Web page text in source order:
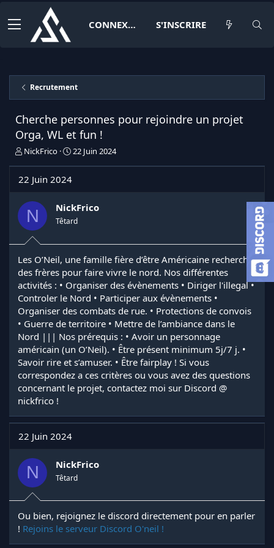
CONNEXION S'INSCRIRE
Recrutement
Cherche personnes pour rejoindre un projet
Orga, WL et fun !
I
t
a
e
u
d
e
l
d
i
s
c
u
s
i
o
n
NickFrico
D
e
d
é
t
22 Juin 2024
22 Juin 2024
N NickFrico
Têtard
Les O’Neil, une famille fière d’être Américaine recherche
des frères pour faire vivre le nord. Nos différentes
activités : • Organiser des évènements • Diriger l'illegal •
Controler le Nord • Participer aux évènements •
Organiser des combats de rue. • Protections de convois
• Guerre de territoire • Mettre de l’ambiance dans le
Nord ||| Nos prérequis : • Avoir un personnage
américain (un O’Neil). • Être présent minimum 5j/7 j. •
Savoir rire et s’amuser. • Être fairplay ! Si vous
correspondez a ces critères ou vous avez des questions
concernant le projet, contactez moi sur Discord @
nickfrico !
22 Juin 2024
N NickFrico
Têtard
Ou bien, rejoignez le discord directement pour en parler
! Rejoins le serveur Discord O'neil !